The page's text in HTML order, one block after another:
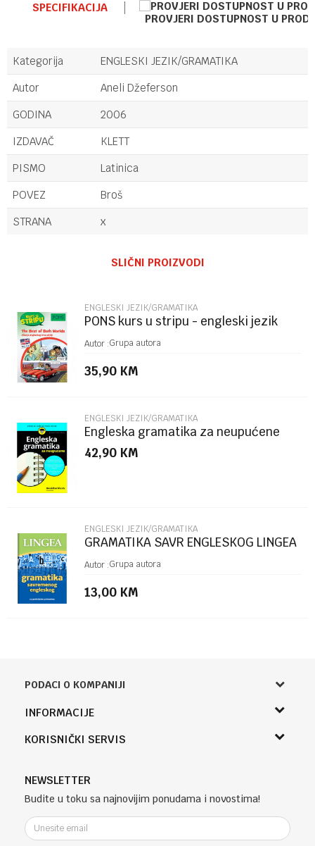
SPECIFIKACIJA
PROVJERI DOSTUPNOST U
Kategorija
ENGLESKI JEZIK/GRAMATIKA
Autor
Aneli Džeferson
GODINA
2006
IZDAVAČ
KLETT
PISMO
Latinica
POVEZ
Broš
STRANA
x
Poruka
POŠALJI
SLIČNI PROIZVODI
ENGLESKI JEZIK/GRAMATIKA
PONS kurs u stripu - engleski jezik
Autor :Grupa autora
35,90 KM
ENGLESKI JEZIK/GRAMATIKA
Engleska gramatika za neupućene
42,90 KM
ENGLESKI JEZIK/GRAMATIKA
GRAMATIKA SAVR ENGLESKOG LINGEA
Autor :Grupa autora
13,00 KM
PODACI O KOMPANIJI
Knjižara Kultura
Knjaza Miloša 3A
Telefon (uprava firme Sladaboni d.o.o)
051 303 460
e-knjizara@knjizarakultura.com
INFORMACIJE
O nama
Kontakt
Klub povjerenja "Knjižara Kultura"
KORISNIČKI SERVIS
Politika privatnosti
Kako kupiti
Načini plaćanja
Plaćanje karticama
NEWSLETTER
Budite u toku sa najnovijim ponudama i novostima!